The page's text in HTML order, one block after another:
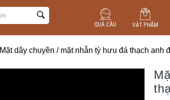
QUẢ CẦU VẬT PHẨM
Mặt dây chuyền / mặt nhẫn tỳ hưu đá thạch anh